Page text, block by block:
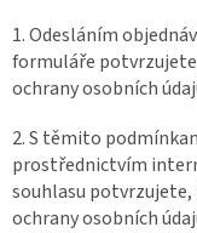
1. Odesláním
formuláře
ochrany osobních
2. S těmito
prostřednictvím
souhlasu
ochrany osobních